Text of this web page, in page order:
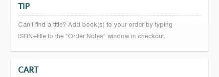
TIP
Can't find a title? Add book(s) to your order by typing
ISBN+title to the "Order Notes" window in checkout.
CART